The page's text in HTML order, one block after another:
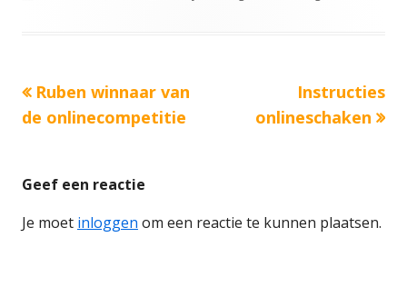
Bericht
Vorige
bericht:
Ruben winnaar van
de onlinecompetitie
Volgende
bericht:
Instructies
onlineschaken
Geef een reactie
Je moet inloggen om een reactie te kunnen plaatsen.